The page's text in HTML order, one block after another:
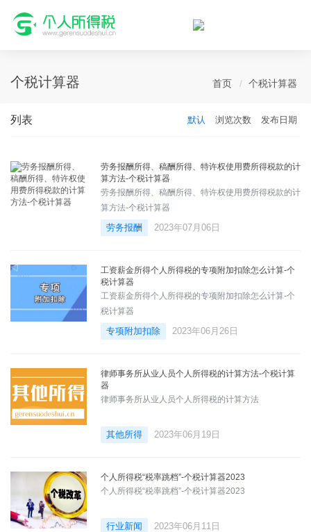
个人所得税网，最新个税资讯平台，您的个税管理专家！
个税计算器 首页 个税计算器
列表 默认 浏览次数 发布日期
劳务报酬所得、稿酬所得、特许权使用费所得税款的计
算方法-个税计算器
劳务报酬所得、稿酬所得、特许权使用费所得税款的计
算方法-个税计算器
劳务报酬 2023年07月06日
工资薪金所得个人所得税的专项附加扣除怎么计算-个
税计算器
工资薪金所得个人所得税的专项附加扣除怎么计算-个
税计算器
专项附加扣除 2023年06月26日
律师事务所从业人员个人所得税的计算方法-个税计算
器
律师事务所从业人员个人所得税的计算方法
其他所得 2023年06月19日
个人所得税“税率跳档”-个税计算器2023
个人所得税“税率跳档”-个税计算器2023
行业新闻 2023年06月11日